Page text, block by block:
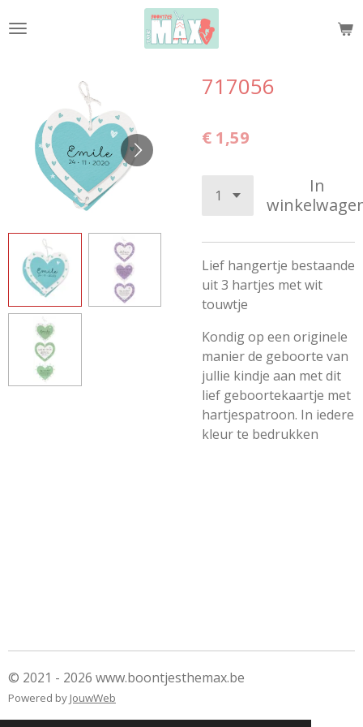
direct
hoofdinhoud
717056
€ 1,59
In
Lief hangertje bestaande
uit 3 hartjes met wit
touwtje
Kondig op een originele
manier de geboorte van
jullie kindje aan met dit
lief geboortekaartje met
hartjespatroon. In iedere
kleur te bedrukken
© 2021 - 2026 www.boontjesthemax.be
Powered by JouwWeb